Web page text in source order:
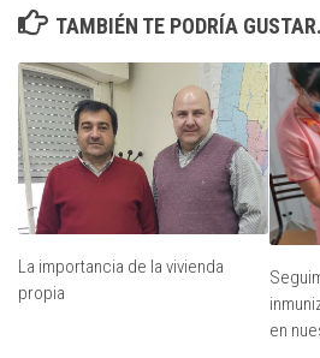
TAMBIÉN TE PODRÍA
La importancia de la vivienda
propia
en